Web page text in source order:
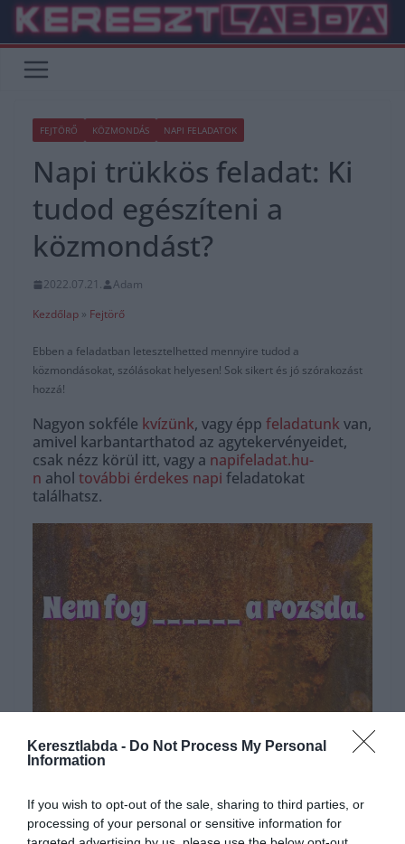
Keresztlabda - Do Not Process My Personal
Information
If you wish to opt-out of the sale, sharing to third parties, or
processing of your personal or sensitive information for
Skip
content
FEJTÖRŐ KÖZMONDÁS NAPI FELADATOK
Napi trükkös feladat: Ki
tudod egészíteni a
közmondást?
2022.07.21.
Adam
Kezdőlap » Fejtörő
Ebben a feladatban letesztelhetted mennyire tudod a
közmondásokat, szólásokat helyesen! Sok sikert és jó szórakozást
hozzá!
Nagyon sokféle kvízünk, vagy épp feladatunk van,
amivel karbantarthatod az agytekervényeidet,
csak nézz körül itt, vagy a napifeladat.hu-
n ahol további érdekes napi feladatokat
találhatsz.